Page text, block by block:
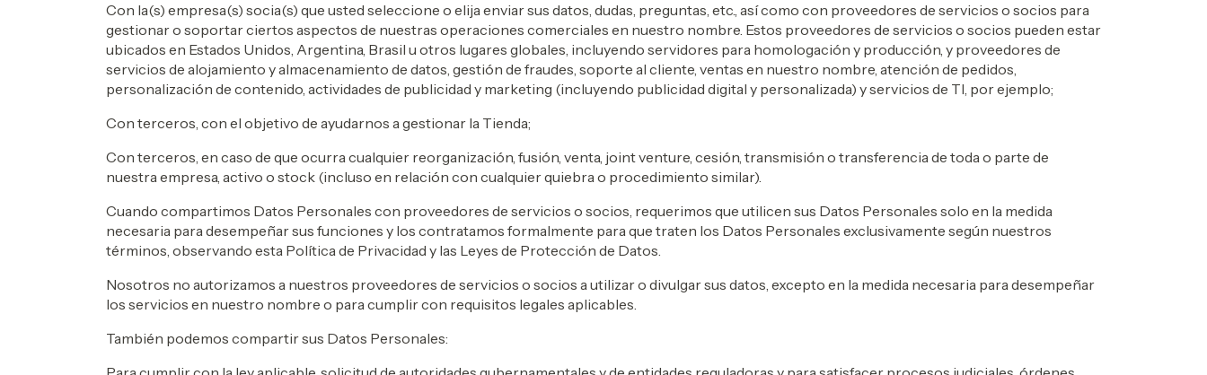
Con la(s) empresa(s) socia(s) que usted seleccione o elija enviar sus datos, dudas, preguntas, etc., así como con proveedores de servicios o socios para
gestionar o soportar ciertos aspectos de nuestras operaciones comerciales en nuestro nombre. Estos proveedores de servicios o socios pueden estar
ubicados en Estados Unidos, Argentina, Brasil u otros lugares globales, incluyendo servidores para homologación y producción, y proveedores de
servicios de alojamiento y almacenamiento de datos, gestión de fraudes, soporte al cliente, ventas en nuestro nombre, atención de pedidos,
personalización de contenido, actividades de publicidad y marketing (incluyendo publicidad digital y personalizada) y servicios de TI, por ejemplo;
Con terceros, con el objetivo de ayudarnos a gestionar la Tienda;
Con terceros, en caso de que ocurra cualquier reorganización, fusión, venta, joint venture, cesión, transmisión o transferencia de toda o parte de
nuestra empresa, activo o stock (incluso en relación con cualquier quiebra o procedimiento similar).
Cuando compartimos Datos Personales con proveedores de servicios o socios, requerimos que utilicen sus Datos Personales solo en la medida
necesaria para desempeñar sus funciones y los contratamos formalmente para que traten los Datos Personales exclusivamente según nuestros
términos, observando esta Política de Privacidad y las Leyes de Protección de Datos.
Nosotros no autorizamos a nuestros proveedores de servicios o socios a utilizar o divulgar sus datos, excepto en la medida necesaria para desempeñar
los servicios en nuestro nombre o para cumplir con requisitos legales aplicables.
También podemos compartir sus Datos Personales: